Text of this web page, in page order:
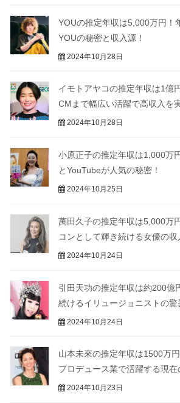
YOUの推定年収は5,000万円！
YOUの秘密と収入源！
2024年10月28日
イモトアヤコの推定年収は1億
CMまで幅広い活躍で高収入を
2024年10月28日
小原正子の推定年収は1,000万
とYouTubeが人気の秘密！
2024年10月25日
萬田久子の推定年収は5,000万
コンとして輝き続ける女優の収
2024年10月24日
引田天功の推定年収は約200億
続けるイリュージョニストの驚
2024年10月24日
山本未來の推定年収は1500万
プロデュース業で活躍する現在
2024年10月23日